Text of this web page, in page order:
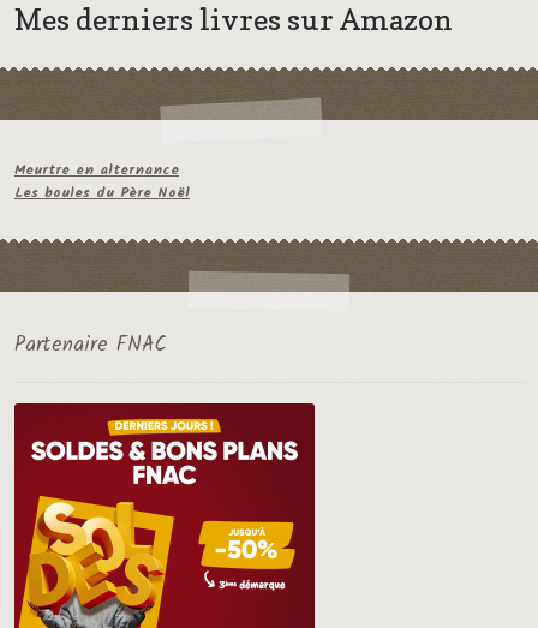
Mes derniers livres sur Amazon
Meurtre en alternance
Les boules du Père Noël
Partenaire FNAC